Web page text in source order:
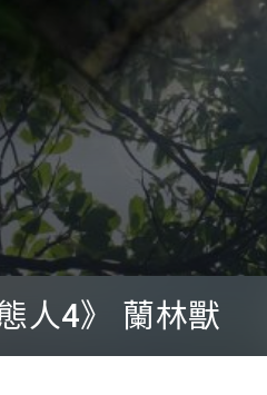
人4》 蘭林獸